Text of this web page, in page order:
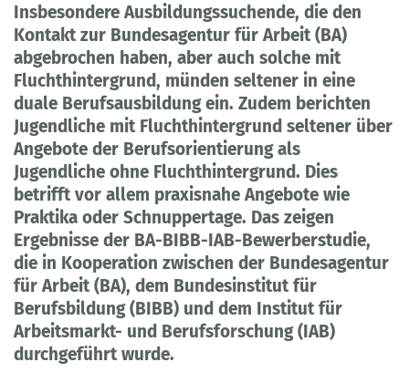
Insbesondere Ausbildungssuchende, die den
Kontakt zur Bundesagentur für Arbeit (BA)
abgebrochen haben, aber auch solche mit
Fluchthintergrund, münden seltener in eine
duale Berufsausbildung ein. Zudem berichten
Jugendliche mit Fluchthintergrund seltener über
Angebote der Berufsorientierung als
Jugendliche ohne Fluchthintergrund. Dies
betrifft vor allem praxisnahe Angebote wie
Praktika oder Schnuppertage. Das zeigen
Ergebnisse der BA-BIBB-IAB-Bewerberstudie,
die in Kooperation zwischen der Bundesagentur
für Arbeit (BA), dem Bundesinstitut für
Berufsbildung (BIBB) und dem Institut für
Arbeitsmarkt- und Berufsforschung (IAB)
durchgeführt wurde.